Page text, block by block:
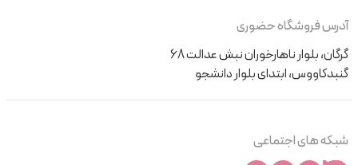
آدرس فروشگاه حضوری
گرگان، بلوار ناهارخوران نبش عدالت 68
گنبدکاووس، ابتدای بلوار دانشجو
شبکه های اجتماعی